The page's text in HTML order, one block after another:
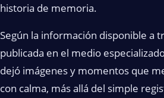
historia de memoria.
Según la información disponible a
publicada en el medio
dejó imágenes y momentos que
con calma, más allá del simple